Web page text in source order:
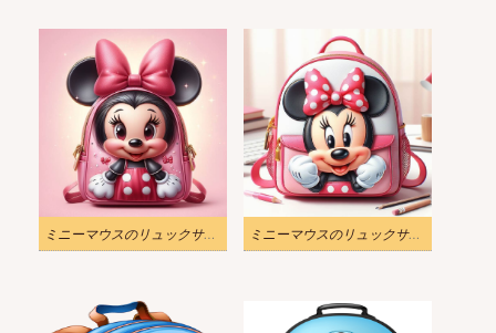
ミニーマウスのリュックサック イラスト ミニーマウスのリュックサック イラスト 2